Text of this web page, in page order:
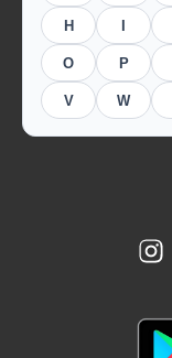
H
O P
V W